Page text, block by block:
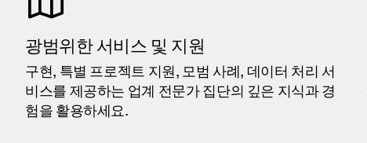
광범위한 서비스 및 지원
구현, 특별 프로젝트 지원, 모범 사례, 데이터 처리 서
비스를 제공하는 업계 전문가 집단의 깊은 지식과 경
험을 활용하세요.